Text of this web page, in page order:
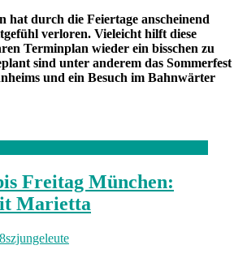
hat durch die Feiertage anscheinend
verloren. Vieleicht hilft diese
Terminplan wieder ein bisschen zu
sind unter anderem das Sommerfest
und ein Besuch im Bahnwärter
Freitag München:
Marietta
szjungeleute